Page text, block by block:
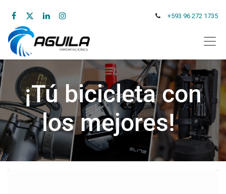
+593 96 272 1735
¡Tú bicicleta con
los mejores!